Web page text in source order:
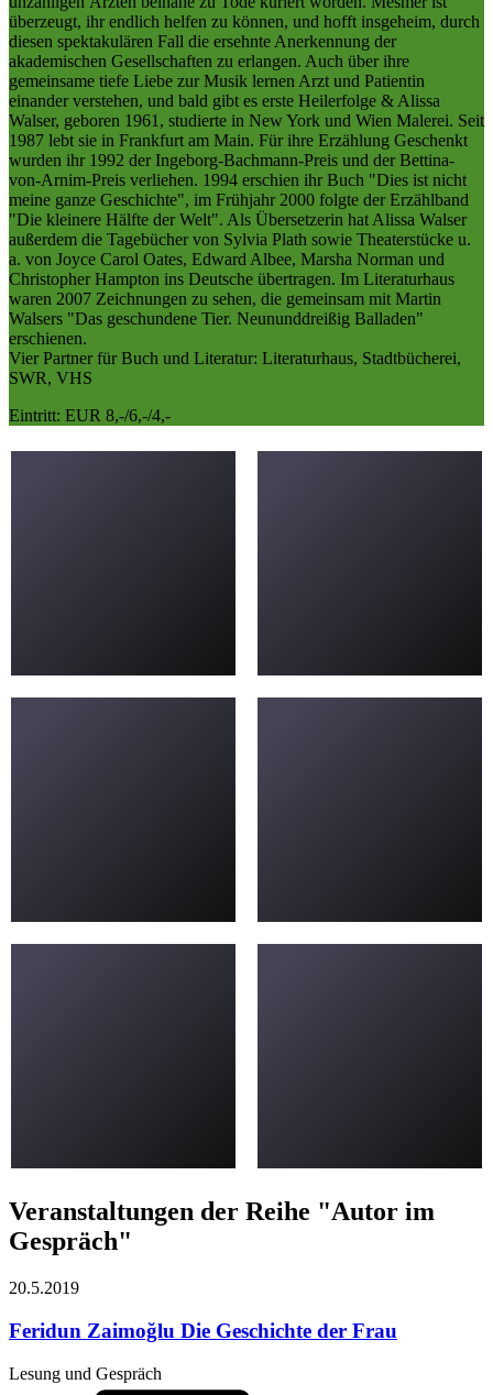
überzeugt, ihr endlich helfen zu können, und hofft insgeheim, durch
diesen spektakulären Fall die ersehnte Anerkennung der
akademischen Gesellschaften zu erlangen. Auch über ihre
gemeinsame tiefe Liebe zur Musik lernen Arzt und Patientin
einander verstehen, und bald gibt es erste Heilerfolge & Alissa
Walser, geboren 1961, studierte in New York und Wien Malerei. Seit
1987 lebt sie in Frankfurt am Main. Für ihre Erzählung Geschenkt
wurden ihr 1992 der Ingeborg-Bachmann-Preis und der Bettina-
von-Arnim-Preis verliehen. 1994 erschien ihr Buch "Dies ist nicht
meine ganze Geschichte", im Frühjahr 2000 folgte der Erzählband
"Die kleinere Hälfte der Welt". Als Übersetzerin hat Alissa Walser
außerdem die Tagebücher von Sylvia Plath sowie Theaterstücke u.
a. von Joyce Carol Oates, Edward Albee, Marsha Norman und
Christopher Hampton ins Deutsche übertragen. Im Literaturhaus
waren 2007 Zeichnungen zu sehen, die gemeinsam mit Martin
Walsers "Das geschundene Tier. Neununddreißig Balladen"
erschienen.
Vier Partner für Buch und Literatur: Literaturhaus, Stadtbücherei,
SWR, VHS
Eintritt: EUR 8,-/6,-/4,-
Veranstaltungen der Reihe "Autor im
Gespräch"
20.5.2019
Feridun Zaimoğlu Die Geschichte der Frau
Lesung und Gespräch